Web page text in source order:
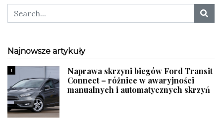
Najnowsze artykuły
1
Naprawa skrzyni biegów Ford Transit
Connect – różnice w awaryjności
manualnych i automatycznych skrzyń